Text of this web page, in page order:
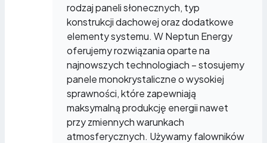
rodzaj paneli słonecznych, typ
konstrukcji dachowej oraz dodatkowe
elementy systemu. W Neptun Energy
oferujemy rozwiązania oparte na
najnowszych technologiach – stosujemy
panele monokrystaliczne o wysokiej
sprawności, które zapewniają
maksymalną produkcję energii nawet
przy zmiennych warunkach
atmosferycznych. Używamy falowników